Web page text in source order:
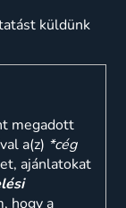
küldünk
megadott
a(z) *cég
ajánlatokat
hogy a